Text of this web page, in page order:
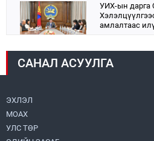
УИХ-ын дарга
амлалтаас
Монголбанк 7
САНАЛ АСУУЛГА
ЭХЛЭЛ
МОАХ
УЛС ТӨР